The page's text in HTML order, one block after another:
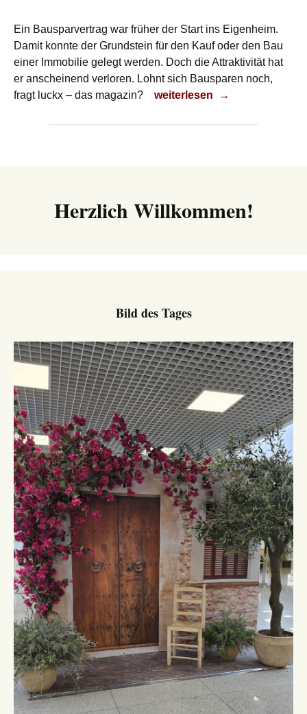
Ein Bausparvertrag war früher der Start ins Eigenheim.
Damit konnte der Grundstein für den Kauf oder den Bau
einer Immobilie gelegt werden. Doch die Attraktivität hat
er anscheinend verloren. Lohnt sich Bausparen noch,
fragt luckx – das magazin?
Ist Bausparen noch
weiterlesen →
Herzlich Willkommen!
Bild des Tages